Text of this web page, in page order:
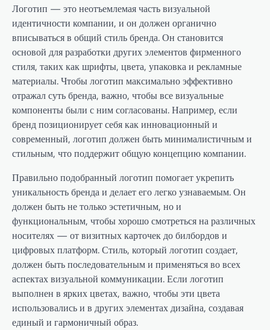
Логотип — это неотъемлемая часть визуальной
идентичности компании, и он должен органично
вписываться в общий стиль бренда. Он становится
основой для разработки других элементов фирменного
стиля, таких как шрифты, цвета, упаковка и рекламные
материалы. Чтобы логотип максимально эффективно
отражал суть бренда, важно, чтобы все визуальные
компоненты были с ним согласованы. Например, если
бренд позиционирует себя как инновационный и
современный, логотип должен быть минималистичным и
стильным, что поддержит общую концепцию компании.
Правильно подобранный логотип помогает укрепить
уникальность бренда и делает его легко узнаваемым. Он
должен быть не только эстетичным, но и
функциональным, чтобы хорошо смотреться на различных
носителях — от визитных карточек до билбордов и
цифровых платформ. Стиль, который логотип создает,
должен быть последовательным и применяться во всех
аспектах визуальной коммуникации. Если логотип
выполнен в ярких цветах, важно, чтобы эти цвета
использовались и в других элементах дизайна, создавая
единый и гармоничный образ.